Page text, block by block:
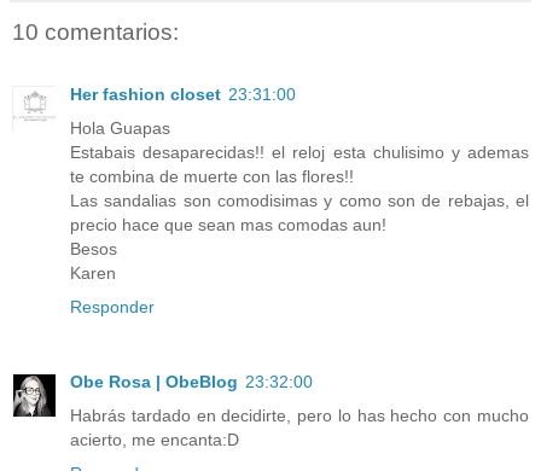
10 comentarios:
Her fashion closet 23:31:00
Hola Guapas
Estabais desaparecidas!! el reloj esta chulisimo y ademas
te combina de muerte con las flores!!
Las sandalias son comodisimas y como son de rebajas, el
precio hace que sean mas comodas aun!
Besos
Karen
Responder
Obe Rosa | ObeBlog 23:32:00
Habrás tardado en decidirte, pero lo has hecho con mucho
acierto, me encanta:D